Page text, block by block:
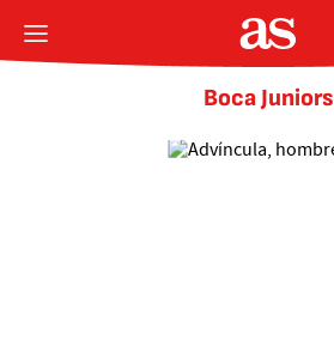
Boca Juniors